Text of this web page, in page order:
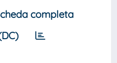
completa